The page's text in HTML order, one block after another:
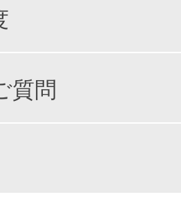
質問